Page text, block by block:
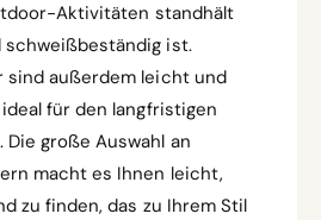
Aktivitäten standhält
schweißbeständig ist.
sind außerdem leicht und
für den langfristigen
große Auswahl an
macht es Ihnen leicht,
zu finden, das zu Ihrem Stil